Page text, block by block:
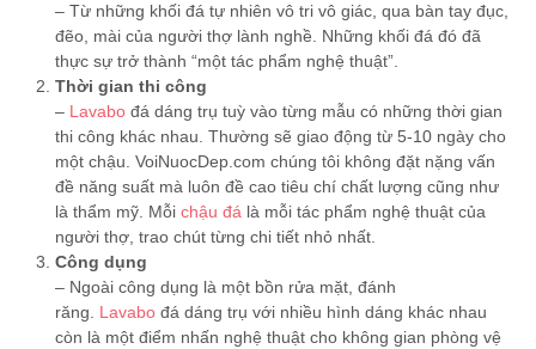
– Từ những khối đá tự nhiên vô tri vô giác, qua bàn tay đục,
đẽo, mài của người thợ lành nghề. Những khối đá đó đã
thực sự trở thành “một tác phẩm nghệ thuật”.
Thời gian thi công
– Lavabo đá dáng trụ tuỳ vào từng mẫu có những thời gian
thi công khác nhau. Thường sẽ giao động từ 5-10 ngày cho
một chậu. VoiNuocDep.com chúng tôi không đặt nặng vấn
đề năng suất mà luôn đề cao tiêu chí chất lượng cũng như
là thẩm mỹ. Mỗi chậu đá là mỗi tác phẩm nghệ thuật của
người thợ, trao chút từng chi tiết nhỏ nhất.
Công dụng
– Ngoài công dụng là một bồn rửa mặt, đánh
răng. Lavabo đá dáng trụ với nhiều hình dáng khác nhau
còn là một điểm nhấn nghệ thuật cho không gian phòng vệ